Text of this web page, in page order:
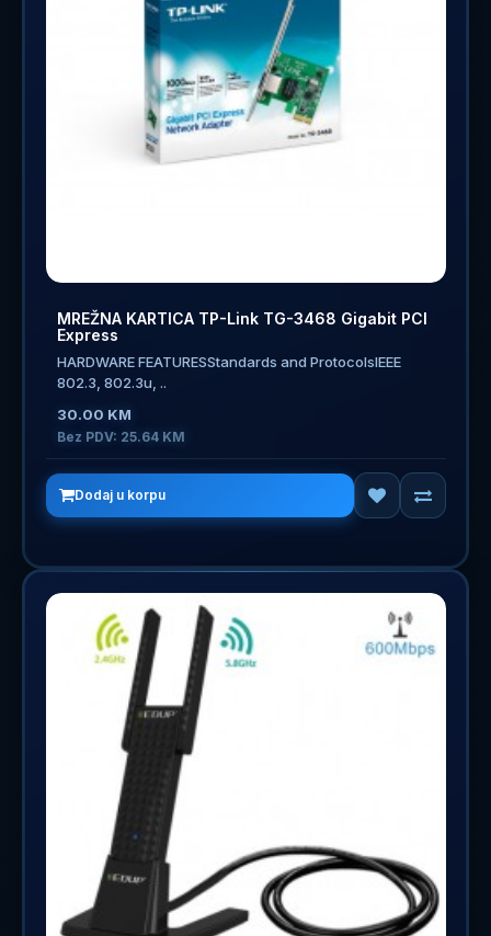
MREŽNA KARTICA TP-Link TG-3468 Gigabit PCI
Express
HARDWARE FEATURESStandards and ProtocolsIEEE
802.3, 802.3u, ..
30.00 KM
Bez PDV: 25.64 KM
Dodaj u korpu